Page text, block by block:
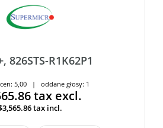
826STS-R1K62P1
5,00 | oddane głosy: 1
tax excl.
tax incl.